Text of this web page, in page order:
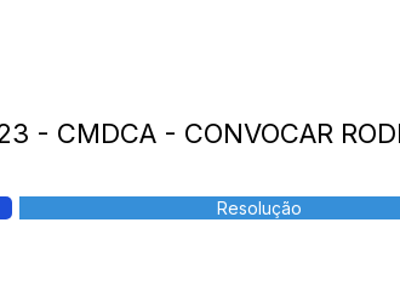
- CMDCA - CONVOCAR
Resolução